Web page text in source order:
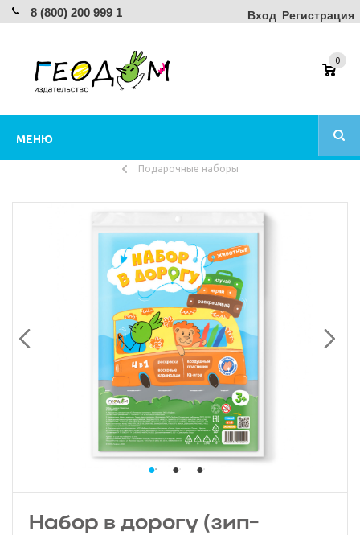
8 (800) 200 999 1 Вход Регистрация
МЕНЮ
0
Подарочные наборы
Набор в дорогу (зип-